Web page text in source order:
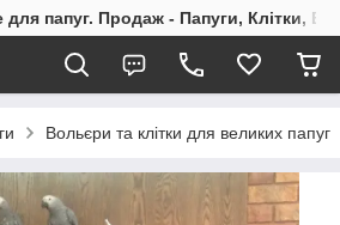
папуг. Продаж - Папуги, Клітки,
Вольєри та клітки для великих папуг